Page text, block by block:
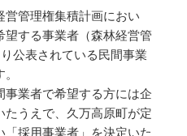
管理権集積計画におい
する事業者（森林経営管
公表されている民間事業
業者で希望する方には企
うえで、久万高原町が定
採用事業者」を決定いた